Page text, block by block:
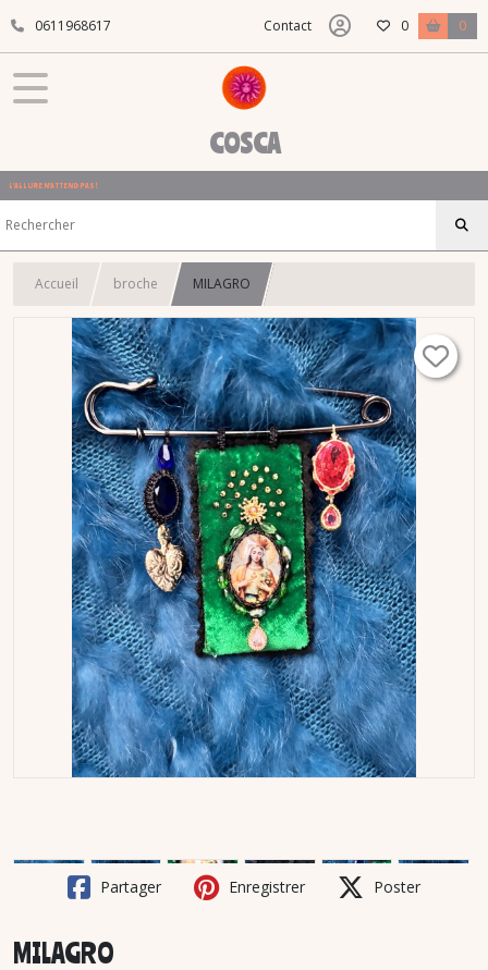
0611968617 Contact 0 0
COSCA
L'ALLURE N'ATTEND PAS !
Accueil broche MILAGRO
Partager Enregistrer Poster
MILAGRO